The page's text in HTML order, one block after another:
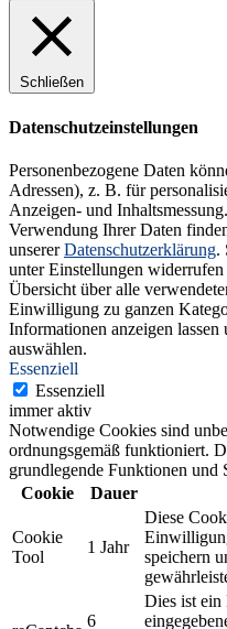
Schließen
Datenschutzeinstellungen
Personenbezogene Daten
Adressen), z. B. für
Anzeigen- und Inhaltsmessung.
Verwendung Ihrer Daten
unsererDatenschutzerklärung.
unter Einstellungen widerrufen
Übersicht über alle
Einwilligung zu ganzen
Informationen anzeigen
auswählen.
Essenziell
Essenziell
immer aktiv
Notwendige Cookies sind
ordnungsgemäß funktioniert.
grundlegende Funktionen und
Cookie
Dauer
Cookie
Tool
1 Jahr
Diese
speichern
6
Dies ist ein